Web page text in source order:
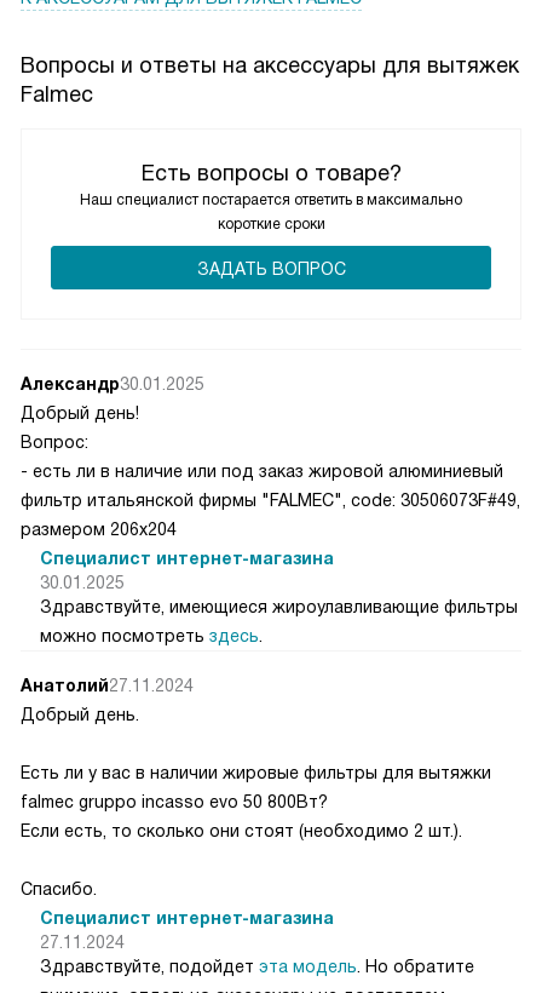
сделала процесс приготовления более приятным. Я
довольна покупкой.
Вопросы и ответы на аксессуары для вытяжек
Falmec
Есть вопросы о товаре?
Наш специалист постарается ответить в максимально
короткие сроки
ЗАДАТЬ ВОПРОС
Александр30.01.2025
Добрый день!
Вопрос:
- есть ли в наличие или под заказ жировой алюминиевый
фильтр итальянской фирмы "FALMEC", code: 30506073F#49,
размером 206х204
Специалист интернет-магазина
30.01.2025
Здравствуйте, имеющиеся жироулавливающие фильтры
можно посмотреть здесь
Анатолий27.11.2024
Добрый день.
Есть ли у вас в наличии жировые фильтры для вытяжки
falmec gruppo incasso evo 50 800Вт?
Если есть, то сколько они стоят (необходимо 2 шт.).
Спасибо.
Специалист интернет-магазина
27.11.2024
Здравствуйте, подойдет эта модель . Но обратите